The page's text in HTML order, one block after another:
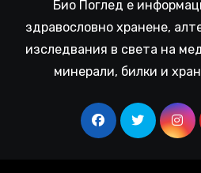
Био Поглед е
здравословно хранене,
изследвания в света на
минерали, билки и